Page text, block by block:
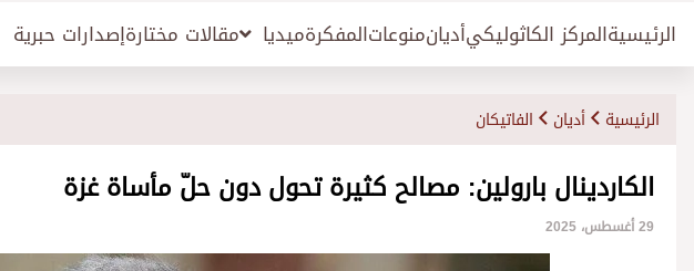
الرئيسيةالمركز الكاثوليكيأديانمنوعاتالمفكرةميديا مقالات مختارةإصدارات حبرية
الرئيسية أديان الفاتيكان
الكاردينال بارولين: مصالح كثيرة تحول دون حلّ مأساة غزة
29 أغسطس، 2025